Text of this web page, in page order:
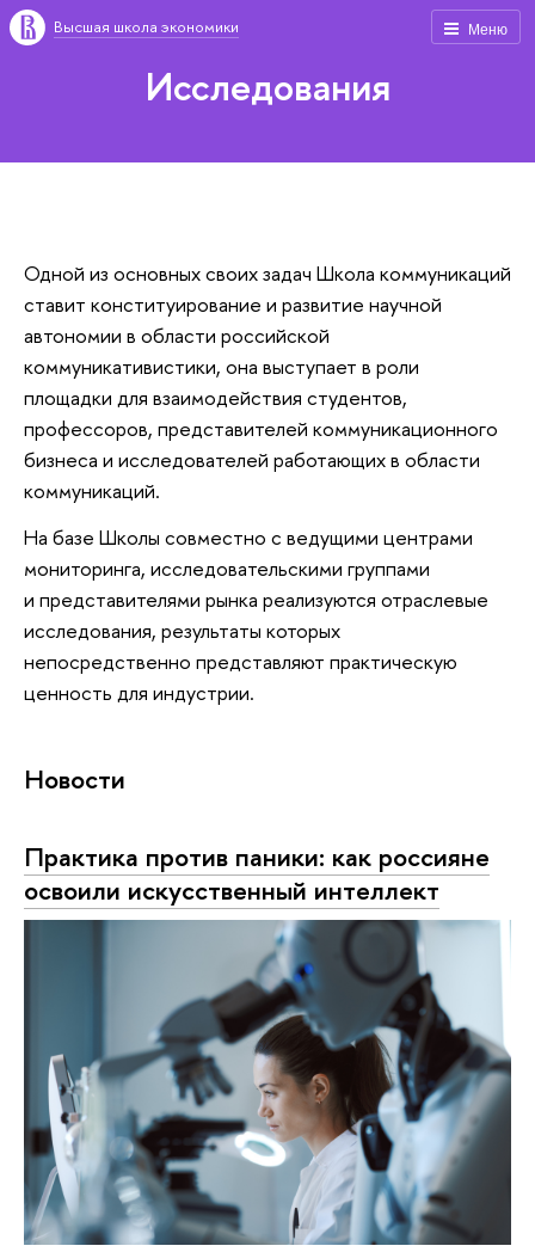
Меню
Высшая школа экономики
Исследования
Одной из основных своих задач Школа коммуникаций
ставит конституирование и развитие научной
автономии в области российской
коммуникативистики, она выступает в роли
площадки для взаимодействия студентов,
профессоров, представителей коммуникационного
бизнеса и исследователей работающих в области
коммуникаций.
На базе Школы совместно с ведущими центрами
мониторинга, исследовательскими группами
и представителями рынка реализуются отраслевые
исследования, результаты которых
непосредственно представляют практическую
ценность для индустрии.
Новости
Практика против паники: как россияне
освоили искусственный интеллект